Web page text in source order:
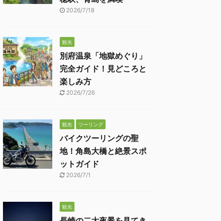
2026/7/18
観光
別府温泉「地獄めぐり」
完全ガイド！見どころと
楽しみ方
2026/7/26
観光 ツーリング
バイクツーリングの聖
地！角島大橋と絶景スポ
ットガイド
2026/7/1
観光